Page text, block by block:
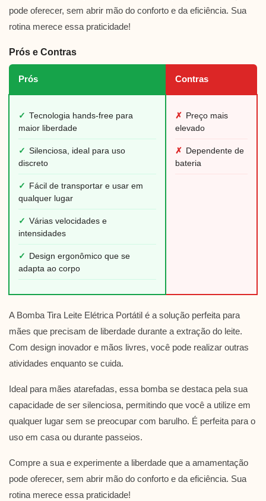
pode oferecer, sem abrir mão do conforto e da eficiência. Sua
rotina merece essa praticidade!
Prós e Contras
Prós Contras
✓ Tecnologia hands-free para
maior liberdade
✓ Silenciosa, ideal para uso
discreto
✓
Fácil de transportar e usar em
qualquer lugar
✓ Várias velocidades e
intensidades
✓
Design ergonômico que se
adapta ao corpo
✗ Preço mais
elevado
✗ Dependente de
bateria
A Bomba Tira Leite Elétrica Portátil é a solução perfeita para
mães que precisam de liberdade durante a extração do leite.
Com design inovador e mãos livres, você pode realizar outras
atividades enquanto se cuida.
Ideal para mães atarefadas, essa bomba se destaca pela sua
capacidade de ser silenciosa, permitindo que você a utilize em
qualquer lugar sem se preocupar com barulho. É perfeita para o
uso em casa ou durante passeios.
Compre a sua e experimente a liberdade que a amamentação
pode oferecer, sem abrir mão do conforto e da eficiência. Sua
rotina merece essa praticidade!